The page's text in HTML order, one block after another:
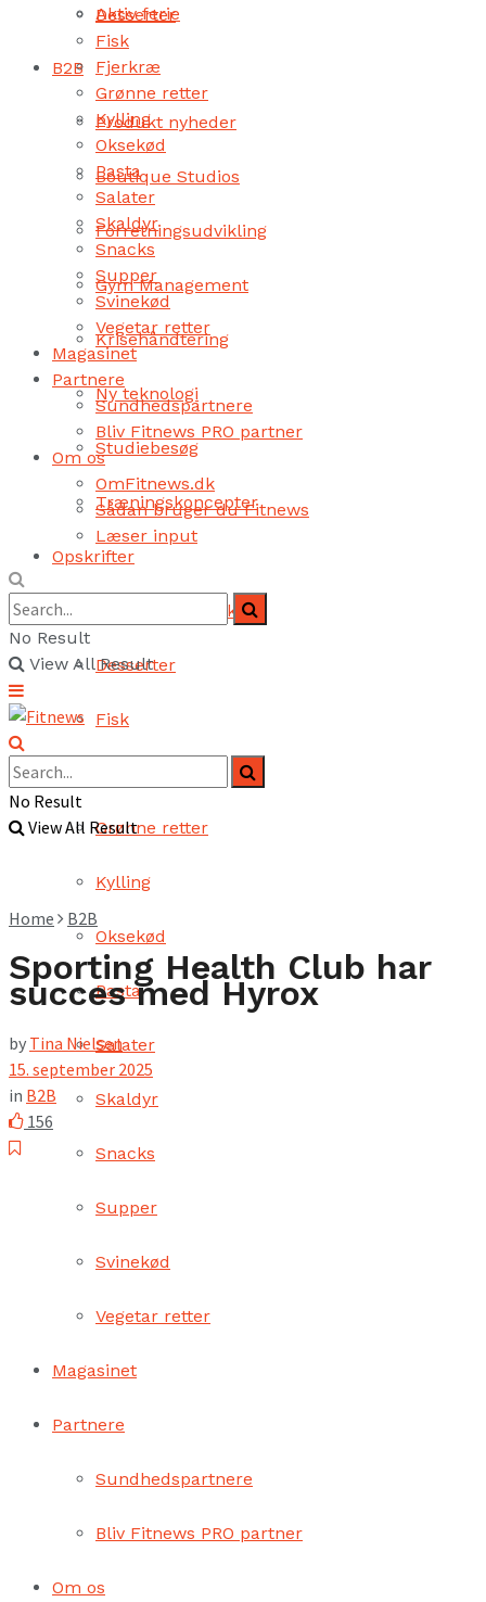
Aktiv ferie
B2B
Produkt nyheder
Boutique Studios
Forretningsudvikling
Gym Management
Krisehåndtering
Ny teknologi
Studiebesøg
Træningskoncepter
Opskrifter
Brød og bagværk
Desserter
Fisk
Grønne retter
Kylling
Oksekød
Pasta
Salater
Skaldyr
Snacks
Supper
Svinekød
Vegetar retter
Magasinet
Partnere
Sundhedspartnere
Bliv Fitnews PRO partner
Om os
Desserter
Fisk
Fjerkræ
Grønne retter
Kylling
Oksekød
Pasta
Salater
Skaldyr
Snacks
Supper
Svinekød
Vegetar retter
Magasinet
Partnere
Sundhedspartnere
Bliv Fitnews PRO partner
Om os
OmFitnews.dk
Sådan bruger du Fitnews
Læser input
No Result
View All Result
No Result
View All Result
Home B2B
Sporting Health Club har
succes med Hyrox
by Tina Nielsen
15. september 2025
in B2B
156